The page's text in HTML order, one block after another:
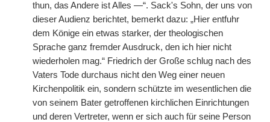
thun, das Andere ist Alles —“. Sack's Sohn, der uns von
dieser Audienz berichtet, bemerkt dazu: „Hier entfuhr
dem Könige ein etwas starker, der theologischen
Sprache ganz fremder Ausdruck, den ich hier nicht
wiederholen mag.“ Friedrich der Große schlug nach des
Vaters Tode durchaus nicht den Weg einer neuen
Kirchenpolitik ein, sondern schützte im wesentlichen die
von seinem Bater getroffenen kirchlichen Einrichtungen
und deren Vertreter, wenn er sich auch für seine Person